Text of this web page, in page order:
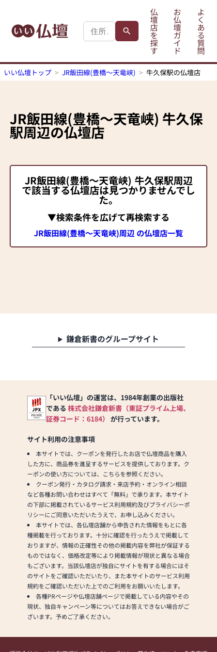
仏
壇
店
を
探
す
お
仏
壇
ガ
イ
ド
よ
く
あ
る
質
問
いい仏壇トップ JR飯田線(豊橋～天竜峡) 牛久保駅の仏壇店
JR飯田線(豊橋～天竜峡) 牛久保
駅周辺の仏壇店
JR飯田線(豊橋～天竜峡) 牛久保駅周辺
で該当する仏壇店は見つかりませんでし
た。
▼検索条件を広げて再検索する
JR飯田線(豊橋～天竜峡)周辺 の仏壇店一覧
鎌倉新書のグループサイト
「いい仏壇」の運営は、1984年創業の出版社
である 株式会社鎌倉新書（東証プライム上場、
証券コード：6184） が行っています。
サイト利用の注意事項
本サイトでは、クーポンを発行したお店で仏壇商品を購入
した方に、商品券を進呈するサービスを提供しております。ク
ーポンの使い方については、こちらを参照ください。
クーポン発行・カタログ請求・来店予約・オンライン相談
など各種お問い合わせはすべて「無料」で承ります。本サイト
の下部に掲載されているサービス利用規約及びプライバシーポ
リシーにご同意いただいたうえで、お申し込みください。
本サイトでは、各仏壇店舗から申告された情報をもとに各
種掲載を行っております。十分に確認を行ったうえで掲載して
おりますが、情報の正確性その他の掲載内容を弊社が保証する
ものではなく、価格改定等により掲載情報が現状と異なる場合
もございます。当該仏壇店が独自にサイトを有する場合にはそ
のサイトをご確認いただいたり、また本サイトのサービス利用
規約をご確認いただいた上でのご利用をお願いいたします。
各種PRページや仏壇店舗ページで掲載している内容やその
現状、独自キャンペーン等についてはお答えできない場合がご
ざいます。予めご了承ください。